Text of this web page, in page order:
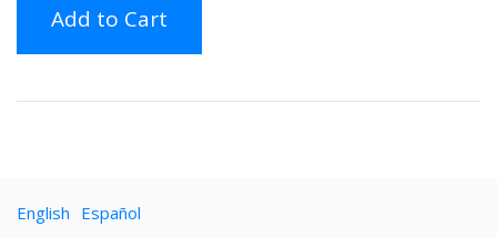
Add to Cart
English Español